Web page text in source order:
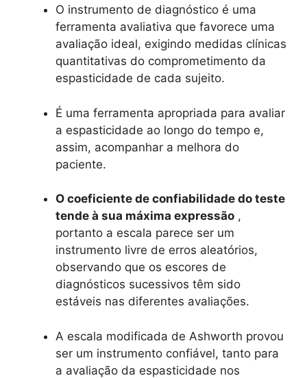
O instrumento de diagnóstico é uma
ferramenta avaliativa que favorece uma
avaliação ideal, exigindo medidas clínicas
quantitativas do comprometimento da
espasticidade de cada sujeito.
É uma ferramenta apropriada para avaliar
a espasticidade ao longo do tempo e,
assim, acompanhar a melhora do
paciente.
O coeficiente de confiabilidade do teste
tende à sua máxima expressão ,
portanto a escala parece ser um
instrumento livre de erros aleatórios,
observando que os escores de
diagnósticos sucessivos têm sido
estáveis ​​nas diferentes avaliações.
A escala modificada de Ashworth provou
ser um instrumento confiável, tanto para
a avaliação da espasticidade nos